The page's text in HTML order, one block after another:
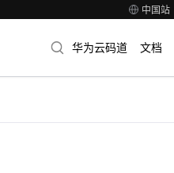
中国站
华为云码道 文档